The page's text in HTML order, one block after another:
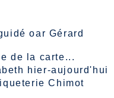
oar Gérard
de la carte...
hier-aujourd'hui
Chimot